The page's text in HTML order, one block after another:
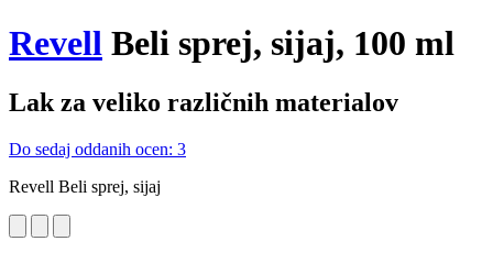
Revell Beli sprej, sijaj, 100 ml
Lak za veliko različnih materialov
Do sedaj oddanih ocen: 3
Revell Beli sprej, sijaj